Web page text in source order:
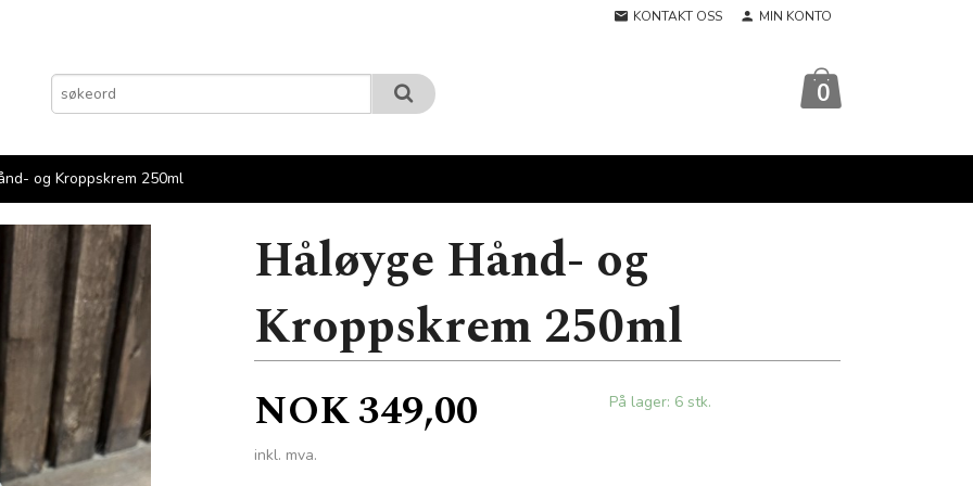
KONTAKT OSS MIN KONTO
0
og Kroppskrem 250ml
Håløyge Hånd- og
Kroppskrem 250ml
Pris
NOK349,00
inkl. mva.
På lager: 6 stk.